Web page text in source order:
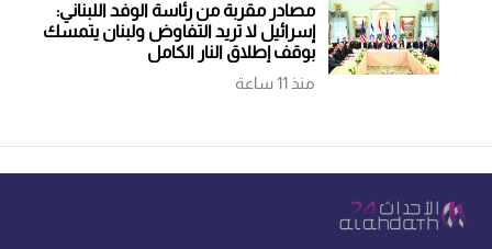
مصادر مقربة من رئاسة الوفد اللبناني:
إسرائيل لا تريد التفاوض ولبنان يتمسك
بوقف إطلاق النار الكامل
منذ 11 ساعة